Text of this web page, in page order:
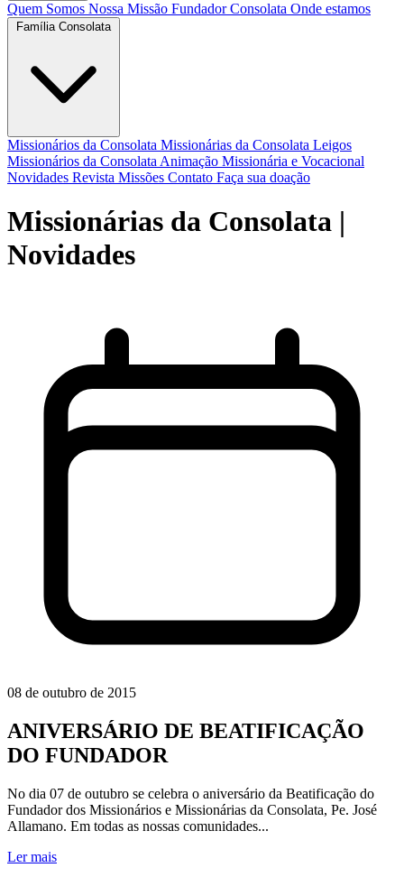
Quem Somos Nossa Missão FundadorConsolata Onde estamos
Família Consolata
Missionários da Consolata Missionárias da Consolata Leigos
Missionários da Consolata Animação Missionária e Vocacional
Novidades Revista Missões Contato Faça sua doação
Missionárias da Consolata |
Novidades
08 de outubro de 2015
ANIVERSÁRIO DE BEATIFICAÇÃO
DO FUNDADOR
No dia 07 de outubro se celebra o aniversário da Beatificação do
Fundador dos Missionários e Missionárias da Consolata, Pe. José
Allamano. Em todas as nossas comunidades...
Ler mais